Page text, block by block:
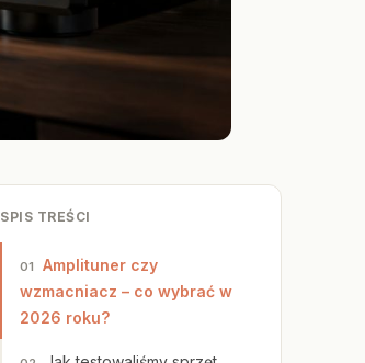
SPIS TREŚCI
Amplituner czy
wzmacniacz – co wybrać w
2026 roku?